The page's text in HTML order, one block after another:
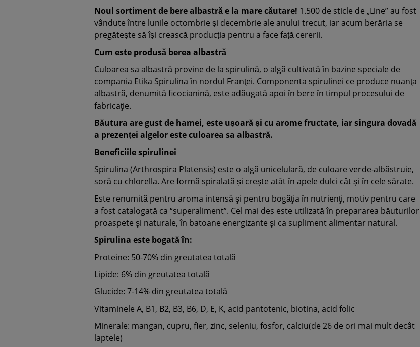
Noul sortiment de bere albastră e la mare căutare! 1.500 de sticle de „Line” au fost
vândute între lunile octombrie și decembrie ale anului trecut, iar acum berăria se
pregătește să își crească producția pentru a face față cererii.
Cum este produsă berea albastră
Culoarea sa albastră provine de la spirulină, o algă cultivată în bazine speciale de
compania Etika Spirulina în nordul Franţei. Componenta spirulinei ce produce nuanţa
albastră, denumită ficocianină, este adăugată apoi în bere în timpul procesului de
fabricaţie.
Băutura are gust de hamei, este uşoară şi cu arome fructate, iar singura dovadă
a prezenţei algelor este culoarea sa albastră.
Beneficiile spirulinei
Spirulina (Arthrospira Platensis) este o algă unicelulară, de culoare verde-albăstruie,
soră cu chlorella. Are formă spiralată și creşte atât în apele dulci cât şi în cele sărate.
Este renumită pentru aroma intensă şi pentru bogăţia în nutrienţi, motiv pentru care
a fost catalogată ca “superaliment”. Cel mai des este utilizată în prepararea băuturilor
proaspete şi naturale, în batoane energizante şi ca supliment alimentar natural.
Spirulina este bogată în:
Proteine: 50-70% din greutatea totală
Lipide: 6% din greutatea totală
Glucide: 7-14% din greutatea totală
Vitaminele A, B1, B2, B3, B6, D, E, K, acid pantotenic, biotina, acid folic
Minerale: mangan, cupru, fier, zinc, seleniu, fosfor, calciu(de 26 de ori mai mult decât
laptele)